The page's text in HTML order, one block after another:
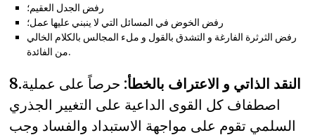
رفض الجدل العقيم؛
رفض الخوض في المسائل التي لا ينبني عليها عمل؛
رفض الثرثرة الفارغة و التشدق بالقول و ملء المجالس بالكلام الخالي
من الفائدة.
8.النقد الذاتي و الاعتراف بالخطأ: حرصاً على عملية
اصطفاف كل القوى الداعية على التغيير الجذري
السلمي تقوم على مواجهة الاستبداد والفساد وجب